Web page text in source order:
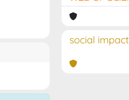
social impact